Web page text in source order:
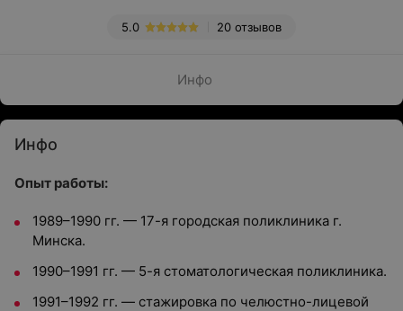
20 отзывов
5.0
Инфо
Инфо
Опыт работы:
1989–1990 гг. — 17-я городская поликлиника г.
Минска.
1990–1991 гг. — 5-я стоматологическая поликлиника.
1991–1992 гг. — стажировка по челюстно-лицевой